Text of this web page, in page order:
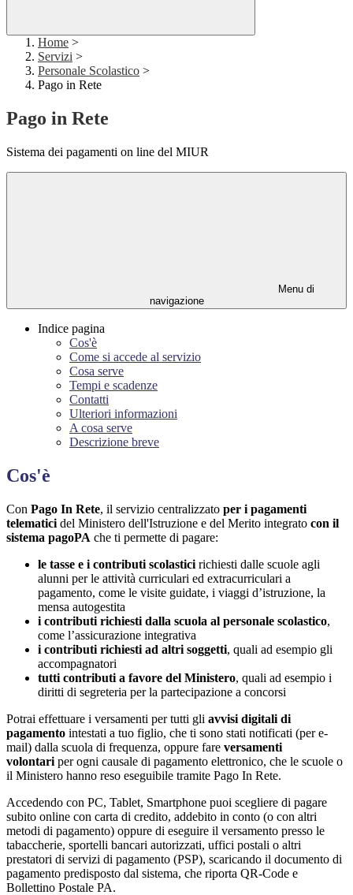
Home >
Servizi >
Personale Scolastico >
Pago in Rete
Pago in Rete
Sistema dei pagamenti on line del MIUR
Menu di
navigazione
Indice pagina
Cos'è
Come si accede al servizio
Cosa serve
Tempi e scadenze
Contatti
Ulteriori informazioni
A cosa serve
Descrizione breve
Cos'è
Con Pago In Rete, il servizio centralizzato per i pagamenti
telematici del Ministero dell'Istruzione e del Merito integrato con il
sistema pagoPA che ti permette di pagare:
le tasse e i contributi scolastici richiesti dalle scuole agli
alunni per le attività curriculari ed extracurriculari a
pagamento, come le visite guidate, i viaggi d’istruzione, la
mensa autogestita
i contributi richiesti dalla scuola al personale scolastico,
come l’assicurazione integrativa
i contributi richiesti ad altri soggetti, quali ad esempio gli
accompagnatori
tutti contributi a favore del Ministero, quali ad esempio i
diritti di segreteria per la partecipazione a concorsi
Potrai effettuare i versamenti per tutti gli avvisi digitali di
pagamento intestati a tuo figlio, che ti sono stati notificati (per e-
mail) dalla scuola di frequenza, oppure fare versamenti
volontari per ogni causale di pagamento elettronico, che le scuole o
il Ministero hanno reso eseguibile tramite Pago In Rete.
Accedendo con PC, Tablet, Smartphone puoi scegliere di pagare
subito online con carta di credito, addebito in conto (o con altri
metodi di pagamento) oppure di eseguire il versamento presso le
tabaccherie, sportelli bancari autorizzati, uffici postali o altri
prestatori di servizi di pagamento (PSP), scaricando il documento di
pagamento predisposto dal sistema, che riporta QR-Code e
Bollettino Postale PA.